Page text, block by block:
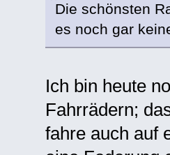
Die schönsten
es noch gar
Ich bin heute
Fahrrädern;
fahre auch auf